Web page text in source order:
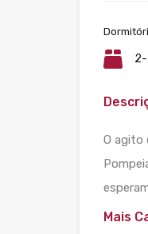
O agito
Mais